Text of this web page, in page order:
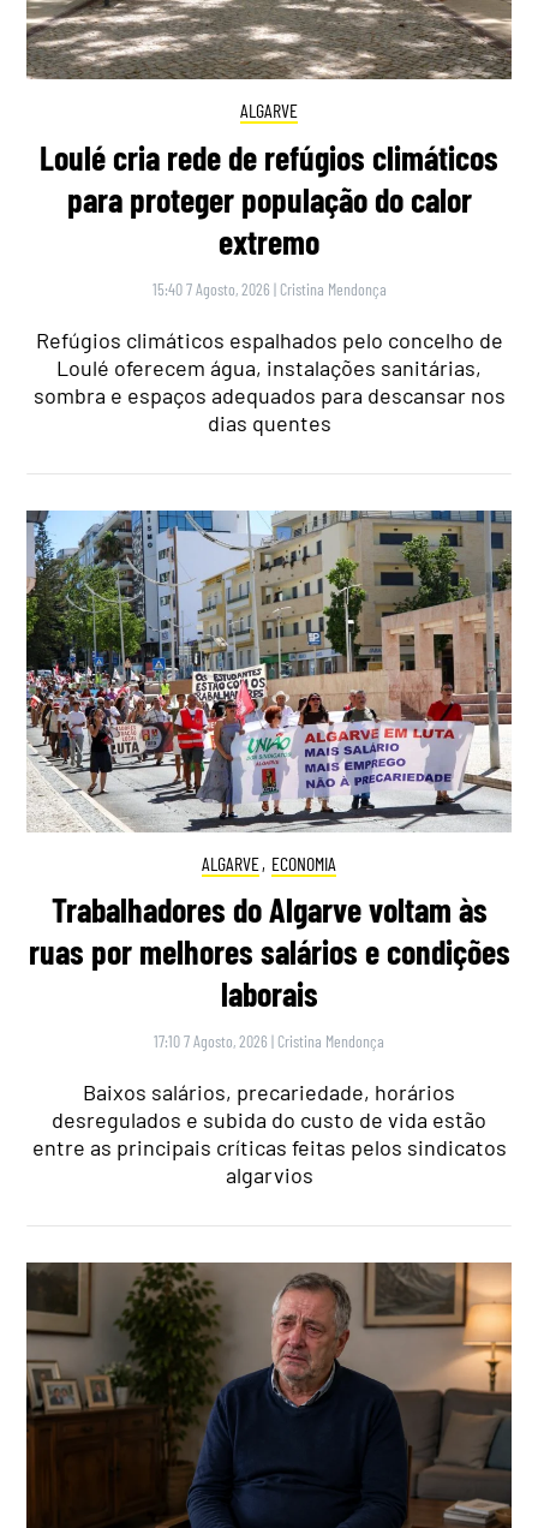
ALGARVE
Loulé cria rede de refúgios climáticos
para proteger população do calor
extremo
15:40 7 Agosto, 2026 | Cristina Mendonça
Refúgios climáticos espalhados pelo concelho de
Loulé oferecem água, instalações sanitárias,
sombra e espaços adequados para descansar nos
dias quentes
ALGARVE, ECONOMIA
Trabalhadores do Algarve voltam às
ruas por melhores salários e condições
laborais
17:10 7 Agosto, 2026 | Cristina Mendonça
Baixos salários, precariedade, horários
desregulados e subida do custo de vida estão
entre as principais críticas feitas pelos sindicatos
algarvios